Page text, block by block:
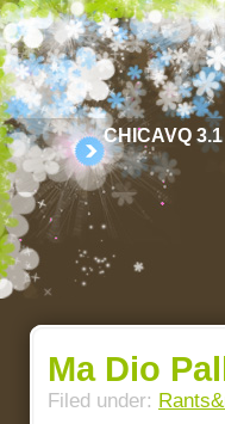
CHICAVQ 3.1
Ma Dio
Filed under: